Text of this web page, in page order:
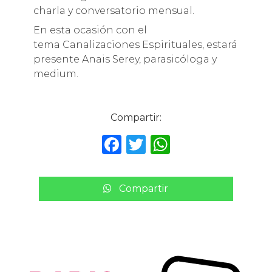
charla y conversatorio mensual.
En esta ocasión con el
tema Canalizaciones Espirituales, estará
presente Anais Serey, parasicóloga y
medium.
Compartir:
F
c
e
T
it
te
W
a
ts
p
Compartir